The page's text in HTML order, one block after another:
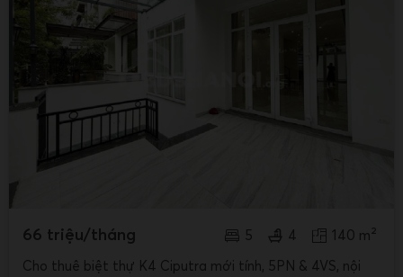
66 triệu/tháng 5 4 140 m²
Cho thuê biệt thự K4 Ciputra mới tính, 5PN & 4VS, nội